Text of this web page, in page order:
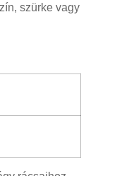
szürke vagy